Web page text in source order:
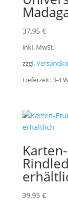
37,95 €
inkl. MwSt.
zzgl.
Lieferzeit:3-4
39,95 €